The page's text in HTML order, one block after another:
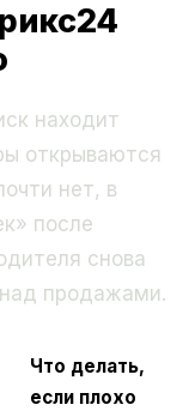
находит
открываются
нет, в
после
снова
продажами.
Что делать,
если плохо